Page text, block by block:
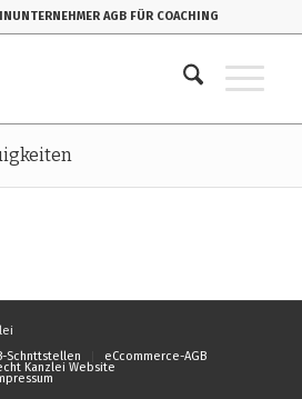
AGB FÜR COACHING
Schnttstellen eCcommerce-AGB
Kanzlei Website